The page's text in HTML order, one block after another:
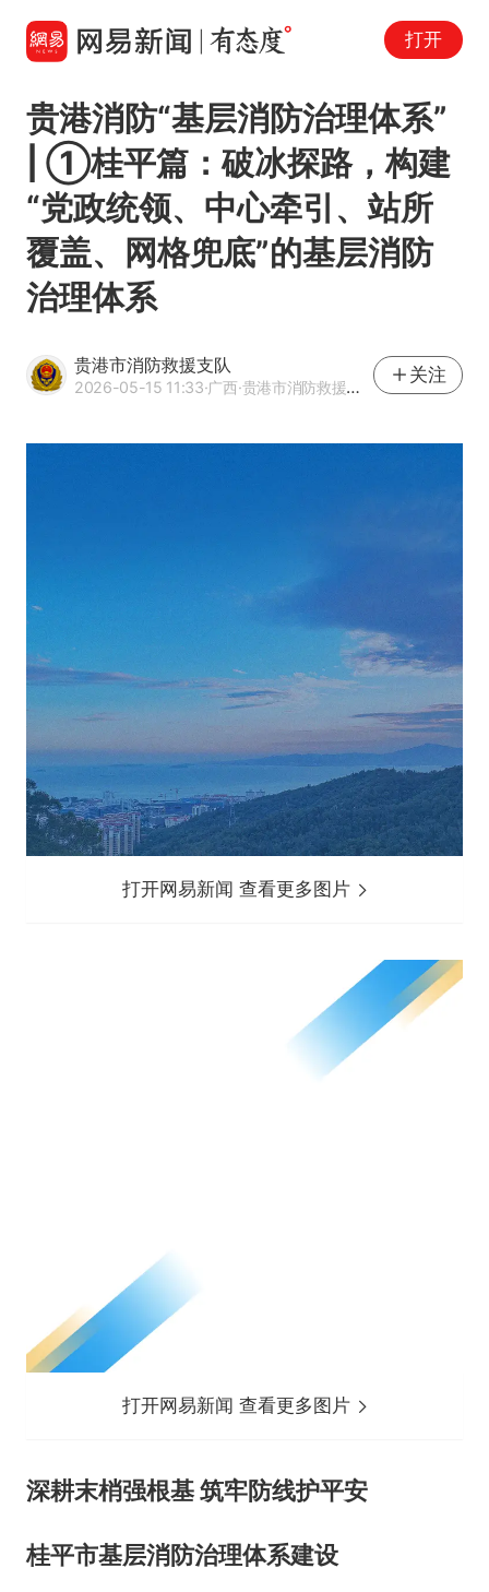
打开
贵港消防“基层消防治理体系”
| ①桂平篇：破冰探路，构建
“党政统领、中心牵引、站所
覆盖、网格兜底”的基层消防
治理体系
贵港市消防救援支队
2026-05-15 11:33·广西·贵港市消防救援支队官方网易号
关注
打开网易新闻 查看更多图片
打开网易新闻 查看更多图片
深耕末梢强根基 筑牢防线护平安
桂平市基层消防治理体系建设